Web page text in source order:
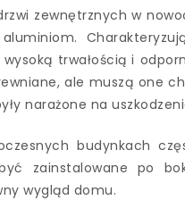
zewnętrznych w
wysoką trwałością i
ale muszą one
narażone na
budynkach
zainstalowane po
wygląd domu.